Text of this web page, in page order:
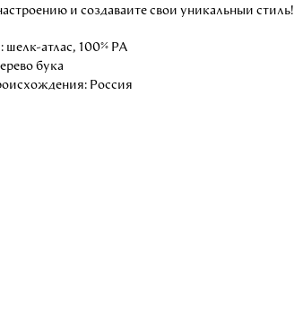
и создавайте свой уникальный стиль!
шелк-атлас, 100% PA
бука
Россия